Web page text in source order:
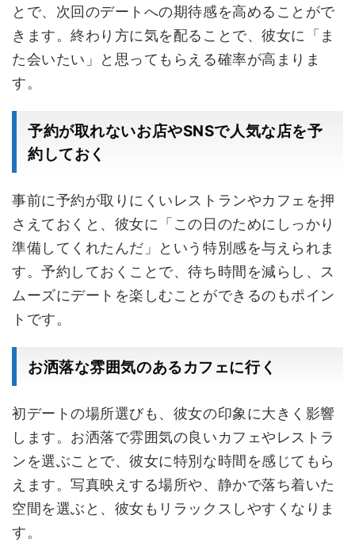
とで、次回のデートへの期待感を高めることがで
きます。終わり方に気を配ることで、彼女に「ま
た会いたい」と思ってもらえる確率が高まりま
す。
予約が取れないお店やSNSで人気な店を予
約しておく
事前に予約が取りにくいレストランやカフェを押
さえておくと、彼女に「この日のためにしっかり
準備してくれたんだ」という特別感を与えられま
す。予約しておくことで、待ち時間を減らし、ス
ムーズにデートを楽しむことができるのもポイン
トです。
お洒落な雰囲気のあるカフェに行く
初デートの場所選びも、彼女の印象に大きく影響
します。お洒落で雰囲気の良いカフェやレストラ
ンを選ぶことで、彼女に特別な時間を感じてもら
えます。写真映えする場所や、静かで落ち着いた
空間を選ぶと、彼女もリラックスしやすくなりま
す。